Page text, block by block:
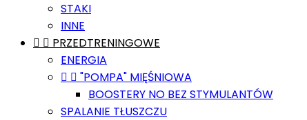
STAKI
INNE
  PRZEDTRENINGOWE
ENERGIA
  "POMPA" MIĘŚNIOWA
BOOSTERY NO BEZ STYMULANTÓW
SPALANIE TŁUSZCZU